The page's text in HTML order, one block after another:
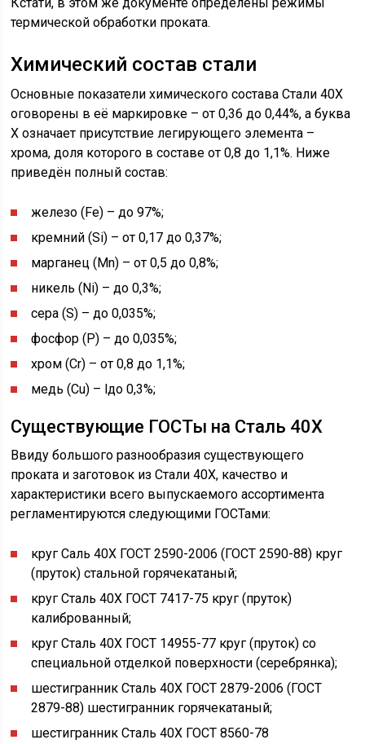
термической обработки проката.
Химический состав стали
Основные показатели химического состава Стали 40Х
оговорены в её маркировке – от 0,36 до 0,44%, а буква
Х означает присутствие легирующего элемента –
хрома, доля которого в составе от 0,8 до 1,1%. Ниже
приведён полный состав:
железо (Fe) – до 97%;
кремний (Si) – от 0,17 до 0,37%;
марганец (Mn) – от 0,5 до 0,8%;
никель (Ni) – до 0,3%;
сера (S) – до 0,035%;
фосфор (P) – до 0,035%;
хром (Cr) – от 0,8 до 1,1%;
медь (Cu) – lдо 0,3%;
Существующие ГОСТы на Сталь 40Х
Ввиду большого разнообразия существующего
проката и заготовок из Стали 40Х, качество и
характеристики всего выпускаемого ассортимента
регламентируются следующими ГОСТами:
круг Саль 40Х ГОСТ 2590-2006 (ГОСТ 2590-88) круг
(пруток) стальной горячекатаный;
круг Сталь 40Х ГОСТ 7417-75 круг (пруток)
калиброванный;
круг Сталь 40Х ГОСТ 14955-77 круг (пруток) со
специальной отделкой поверхности (серебрянка);
шестигранник Сталь 40Х ГОСТ 2879-2006 (ГОСТ
2879-88) шестигранник горячекатаный;
шестигранник Сталь 40Х ГОСТ 8560-78